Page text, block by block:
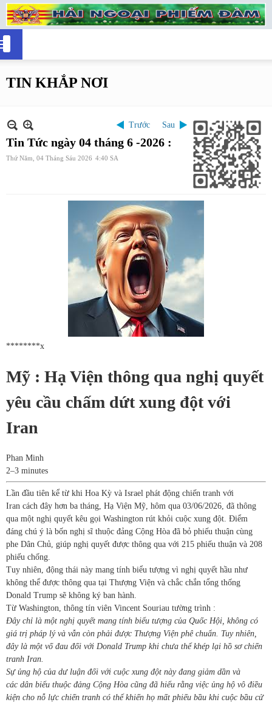
TIN KHẮP NƠI
Trước Sau
Tin Tức ngày 04 tháng 6 -2026 :
Thứ Năm, 04 Tháng Sáu 2026 4:40 SA
********x
Mỹ : Hạ Viện thông qua nghị quyết
yêu cầu chấm dứt xung đột với
Iran
Phan Minh
2–3 minutes
Lần đầu tiên kể từ khi Hoa Kỳ và Israel phát động chiến tranh với
Iran cách đây hơn ba tháng, Hạ Viện Mỹ, hôm qua 03/06/2026, đã thông
qua một nghị quyết kêu gọi Washington rút khỏi cuộc xung đột. Điểm
đáng chú ý là bốn nghị sĩ thuộc đảng Cộng Hòa đã bỏ phiếu thuận cùng
phe Dân Chủ, giúp nghị quyết được thông qua với 215 phiếu thuận và 208
phiếu chống.
Tuy nhiên, động thái này mang tính biểu tượng vì nghị quyết hầu như
không thể được thông qua tại Thượng Viện và chắc chắn tổng thống
Donald Trump sẽ không ký ban hành.
Từ Washington, thông tín viên Vincent Souriau tường trình :
Đây chỉ là một nghị quyết mang tính biểu tượng của Quốc Hội, không có
giá trị pháp lý và vẫn còn phải được Thượng Viện phê chuẩn. Tuy nhiên,
đây là một vố đau đối với Donald Trump khi chưa thể khép lại hồ sơ chiến
tranh Iran.
Sự ủng hộ của dư luận đối với cuộc xung đột nàyđang giảm dần và
các dân biểu thuộc đảng Cộng Hòa cũng đã hiểu rằng việc ủng hộ vô điều
kiện cho nỗ lực chiến tranh có thể khiến họ mất phiếu bầu khi cuộc bầu cử